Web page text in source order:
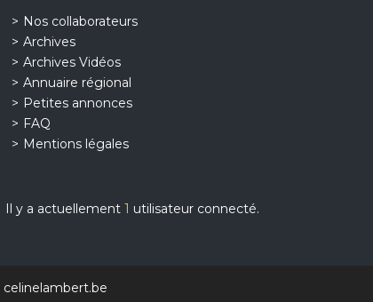
Nos collaborateurs
Archives
Archives Vidéos
Annuaire régional
Petites annonces
FAQ
Mentions légales
Il y a actuellement 1 utilisateur connecté.
celinelambert.be